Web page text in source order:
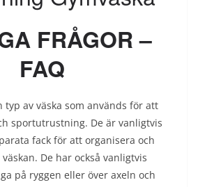
FRÅGOR –
FAQ
typ av väska som används för att
sportutrustning. De är vanligtvis
fack för att organisera och
De har också vanligtvis
på ryggen eller över axeln och